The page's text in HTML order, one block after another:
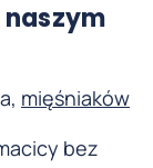
mięśniaków
bez